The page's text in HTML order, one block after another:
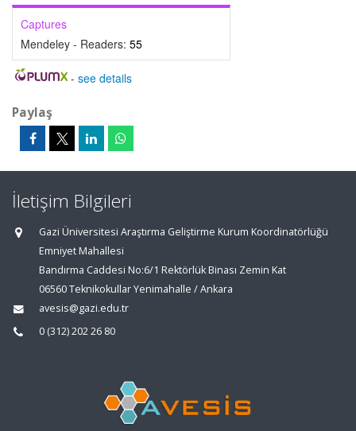
Captures
Mendeley - Readers: 55
- see details
Paylaş
İletişim Bilgileri
Gazi Üniversitesi Araştırma Geliştirme Kurum Koordinatörlüğü
Emniyet Mahallesi
Bandırma Caddesi No:6/1 Rektörlük Binası Zemin Kat
06560 Teknikokullar Yenimahalle / Ankara
avesis@gazi.edu.tr
0 (312) 202 26 80